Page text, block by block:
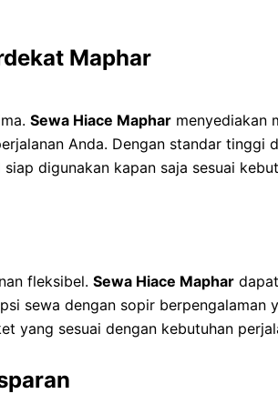
Maphar
Sewa Hiace Maphar menyediakan
Anda. Dengan standar tinggi
digunakan kapan saja sesuai
fleksibel. Sewa Hiace Maphar
sewa dengan sopir berpengalaman
yang sesuai dengan kebutuhan